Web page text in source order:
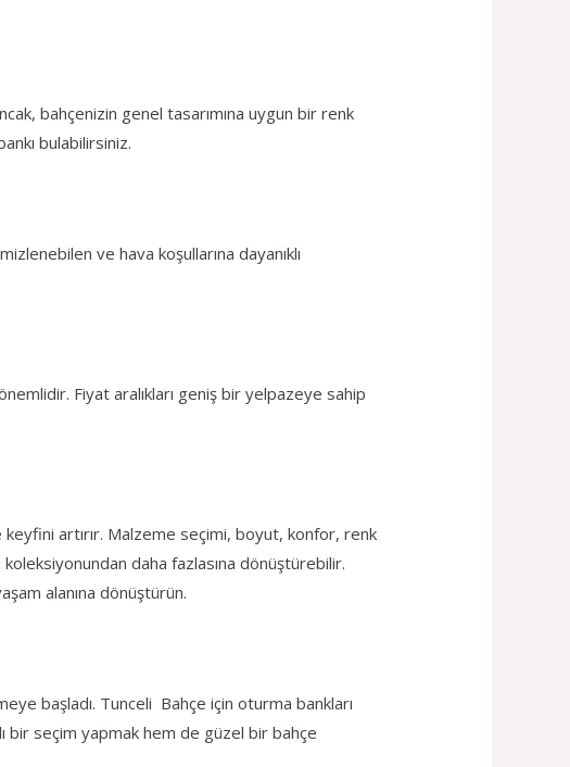
bahçenizin genel tasarımına uygun bir renk
bulabilirsiniz.
ve hava koşullarına dayanıklı
Fiyat aralıkları geniş bir yelpazeye sahip
keyfini artırır. Malzeme seçimi, boyut, konfor, renk
daha fazlasına dönüştürebilir.
alanına dönüştürün.
başladı. Tunceli Bahçe için oturma bankları
seçim yapmak hem de güzel bir bahçe